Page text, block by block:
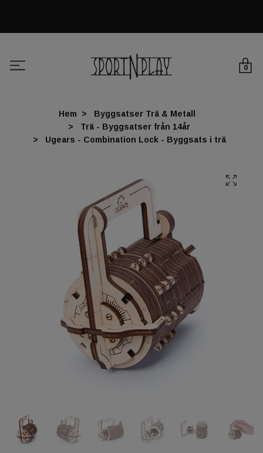
0
Hem
Byggsatser Trä & Metall
Trä - Byggsatser från 14år
Ugears - Combination Lock - Byggsats i trä